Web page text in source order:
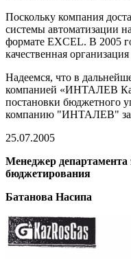
Поскольку компания
системы автоматизации
формате EXCEL. В 2005
качественная
Надеемся, что в
компанией «ИНТАЛЕВ
постановки бюджетного
компанию "ИНТАЛЕВ" за
25.07.2005
Менеджер департамента
бюджетирования
Батанова Насипа